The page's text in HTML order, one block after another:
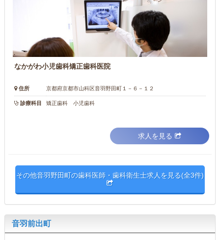
なかがわ小児歯科矯正歯科医院
住所 京都府京都市山科区音羽野田町１－６－１２
診療科目 矯正歯科 小児歯科
求人を見る
その他音羽野田町の歯科医師・歯科衛生士求人を見る(全3件)
音羽前出町